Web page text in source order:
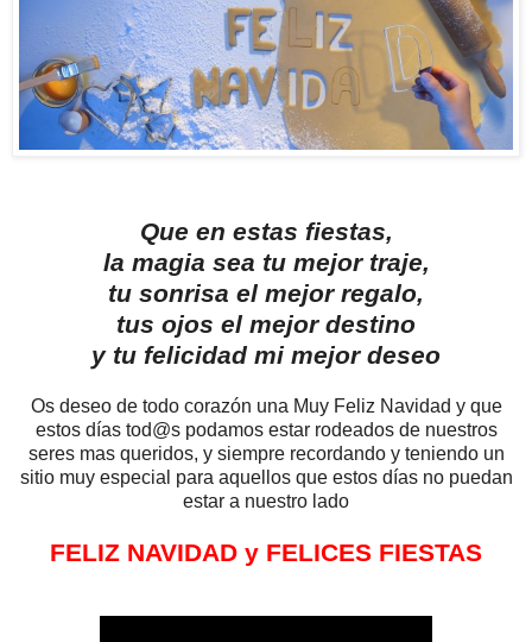
Que en estas fiestas,
la magia sea tu mejor traje,
tu sonrisa el mejor regalo,
tus ojos el mejor destino
y tu felicidad mi mejor deseo
Os deseo de todo corazón una Muy Feliz Navidad y que
estos días tod@s podamos estar rodeados de nuestros
seres mas queridos, y siempre recordando y teniendo un
sitio muy especial para aquellos que estos días no puedan
estar a nuestro lado
FELIZ NAVIDAD y FELICES FIESTAS